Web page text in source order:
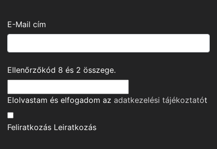
E-Mail cím
Ellenőrzőkód 8 és 2 összege.
Elolvastam és elfogadom az adatkezelési tájékoztatót
Feliratkozás Leiratkozás